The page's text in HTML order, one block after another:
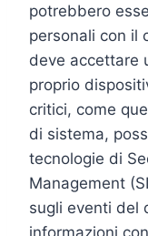
potrebbero
personali con il
deve accettare
proprio
critici, come
di sistema,
tecnologie di
Management
sugli eventi del
informazioni